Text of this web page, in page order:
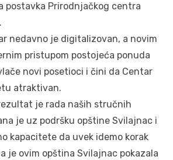
postavka Prirodnjačkog centra
nedavno je digitalizovan, a novim
pristupom postojeća ponuda
novi posetioci i čini da Centar
atraktivan.
je rada naših stručnih
je uz podršku opštine Svilajnac i
kapacitete da uvek idemo korak
je ovim opština Svilajnac pokazala